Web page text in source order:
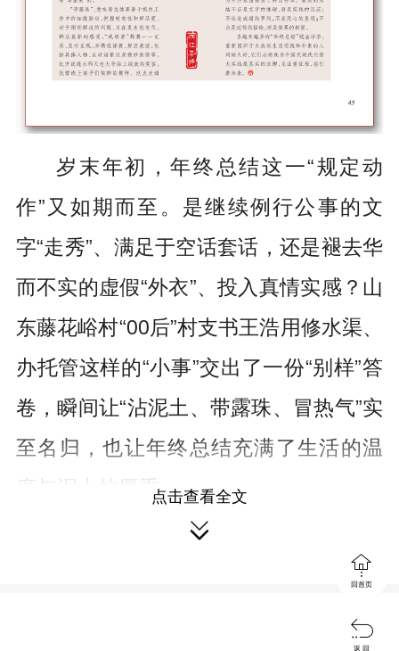
岁末年初，年终总结这一“规定动
作”又如期而至。是继续例行公事的文
字“走秀”、满足于空话套话，还是褪去华
而不实的虚假“外衣”、投入真情实感？山
东藤花峪村“00后”村支书王浩用修水渠、
办托管这样的“小事”交出了一份“别样”答
卷，瞬间让“沾泥土、带露珠、冒热气”实
至名归，也让年终总结充满了生活的温
度与泥土的厚重。
所谓“沾泥土”，就是要让年终总结的
每一个字都从实践中来，带着大地的气
息。曾几何时，一些年终总结变成了“文
点击查看全文


回首页

返 回